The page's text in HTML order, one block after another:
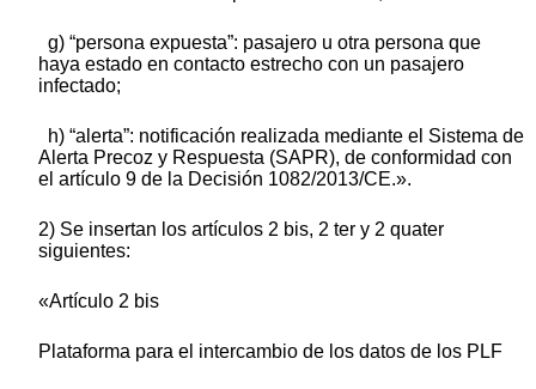
g) “persona expuesta”: pasajero u otra persona que
haya estado en contacto estrecho con un pasajero
infectado;
h) “alerta”: notificación realizada mediante el Sistema de
Alerta Precoz y Respuesta (SAPR), de conformidad con
el artículo 9 de la Decisión 1082/2013/CE.».
2) Se insertan los artículos 2 bis, 2 ter y 2 quater
siguientes:
«Artículo 2 bis
Plataforma para el intercambio de los datos de los PLF